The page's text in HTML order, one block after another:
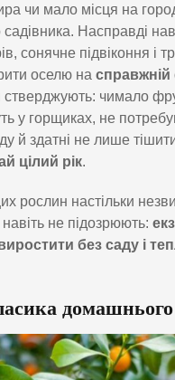
чи мало місця на
Насправді
сонячне підвіконня і
оселю на
стверджують: чимало
у горщиках, не
й здатні не лише
цілий рік.
рослин настільки
навіть не підозрюють:
без саду і
домашнього